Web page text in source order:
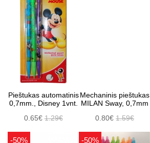
Pieštukas automatinis
0,7mm., Disney 1vnt.
0.65€1.29€
Mechaninis pieštukas
MILAN Sway, 0,7mm
0.80€ 1.59€
-50% -50%